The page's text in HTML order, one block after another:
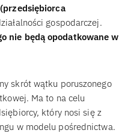
gospodarczej.
nie będą opodatkowane w
skrót wątku poruszonego
Ma to na celu
który nosi się z
w modelu pośrednictwa.